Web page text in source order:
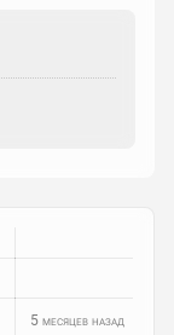
5 месяцев назад